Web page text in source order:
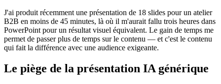
J'ai produit récemment une présentation de 18 slides pour un atelier
B2B en moins de 45 minutes, là où il m'aurait fallu trois heures dans
PowerPoint pour un résultat visuel équivalent. Le gain de temps me
permet de passer plus de temps sur le contenu — et c'est le contenu
qui fait la différence avec une audience exigeante.
Le piège de la présentation IA générique